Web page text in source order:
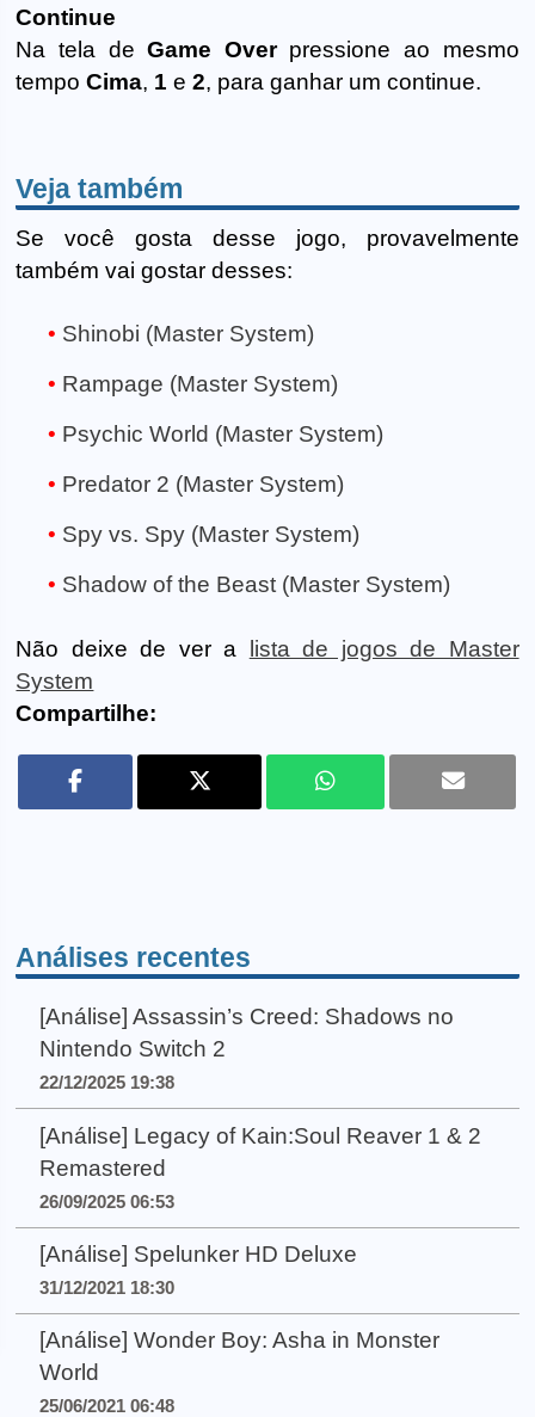
Continue
Na tela deGame Overpressione ao mesmo
tempoCima, 1 e2, para ganhar um continue.
Veja também
Se você gosta desse jogo, provavelmente
também vai gostar desses:
Shinobi (Master System)
Rampage (Master System)
Psychic World (Master System)
Predator 2 (Master System)
Spy vs. Spy (Master System)
Shadow of the Beast (Master System)
Não deixe de ver a
lista de jogos de Master
System
Compartilhe:
Análises recentes
[Análise] Assassin’s Creed: Shadows no
Nintendo Switch 2
22/12/2025 19:38
[Análise] Legacy of Kain:Soul Reaver 1 & 2
Remastered
26/09/2025 06:53
[Análise] Spelunker HD Deluxe
31/12/2021 18:30
[Análise] Wonder Boy: Asha in Monster
World
25/06/2021 06:48